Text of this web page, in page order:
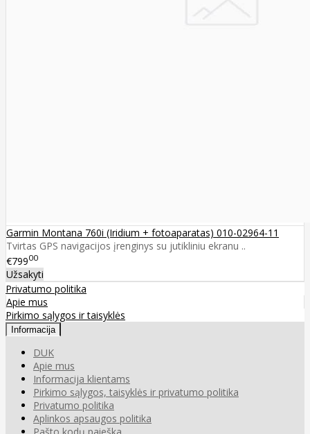
Garmin Montana 760i (Iridium + fotoaparatas) 010-02964-11
Tvirtas GPS navigacijos įrenginys su jutikliniu ekranu ..
€79900
Užsakyti
Privatumo politika
Apie mus
Pirkimo sąlygos ir taisyklės
Informacija
DUK
Apie mus
Informacija klientams
Pirkimo sąlygos, taisyklės ir privatumo politika
Privatumo politika
Aplinkos apsaugos politika